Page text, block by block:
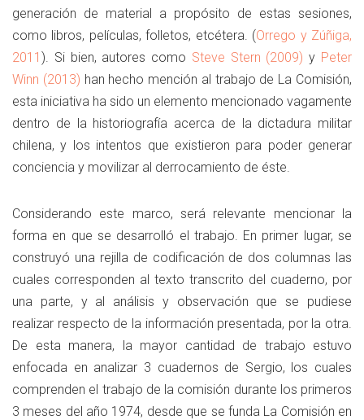
generación de material a propósito de estas sesiones,
como libros, películas, folletos, etcétera. (Orrego y Zúñiga,
2011 ). Si bien, autores como Steve Stern (2009) y Peter
Winn (2013) han hecho mención al trabajo de La Comisión,
esta iniciativa ha sido un elemento mencionado vagamente
dentro de la historiografía acerca de la dictadura militar
chilena, y los intentos que existieron para poder generar
conciencia y movilizar al derrocamiento de éste.
Considerando este marco, será relevante mencionar la
forma en que se desarrolló el trabajo. En primer lugar, se
construyó una rejilla de codificación de dos columnas las
cuales corresponden al texto transcrito del cuaderno, por
una parte, y al análisis y observación que se pudiese
realizar respecto de la información presentada, por la otra.
De esta manera, la mayor cantidad de trabajo estuvo
enfocada en analizar 3 cuadernos de Sergio, los cuales
comprenden el trabajo de la comisión durante los primeros
3 meses del año 1974, desde que se funda La Comisión en